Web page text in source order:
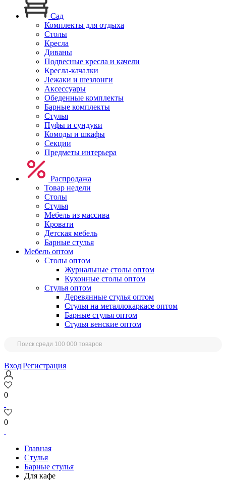
Сад
Комплекты для отдыха
Столы
Кресла
Диваны
Подвесные кресла и качели
Кресла-качалки
Лежаки и шезлонги
Аксессуары
Обеденные комплекты
Барные комплекты
Стулья
Пуфы и сундуки
Комоды и шкафы
Секции
Предметы интерьера
Распродажа
Товар недели
Столы
Стулья
Мебель из массива
Кровати
Детская мебель
Барные стулья
Мебель оптом
Столы оптом
Журнальные столы оптом
Кухонные столы оптом
Стулья оптом
Деревянные стулья оптом
Стулья на металлокаркасе оптом
Барные стулья оптом
Стулья венские оптом
Вход|Регистрация
0
0
Главная
Стулья
Барные стулья
Для кафе